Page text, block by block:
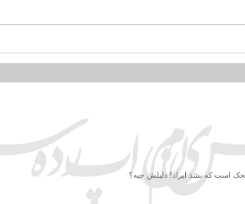
است که نشد ایراد! دلیلش چیه؟